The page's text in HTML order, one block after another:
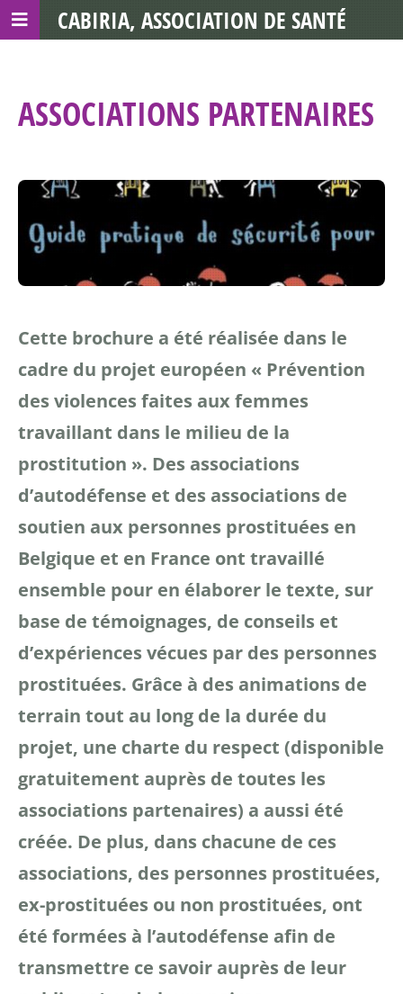
ASSOCIATIONS PARTENAIRES
Cette brochure a été réalisée dans le
cadre du projet européen « Prévention
des violences faites aux femmes
travaillant dans le milieu de la
prostitution ». Des associations
d’autodéfense et des associations de
soutien aux personnes prostituées en
Belgique et en France ont travaillé
ensemble pour en élaborer le texte, sur
base de témoignages, de conseils et
d’expériences vécues par des personnes
prostituées. Grâce à des animations de
terrain tout au long de la durée du
projet, une charte du respect (disponible
gratuitement auprès de toutes les
associations partenaires) a aussi été
créée. De plus, dans chacune de ces
associations, des personnes prostituées,
ex-prostituées ou non prostituées, ont
été formées à l’autodéfense afin de
transmettre ce savoir auprès de leur
CABIRIA, ASSOCIATION DE SANTÉ